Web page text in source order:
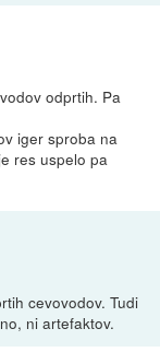
odprtih. Pa
iger sproba na
res uspelo pa
cevovodov. Tudi
ni artefaktov.